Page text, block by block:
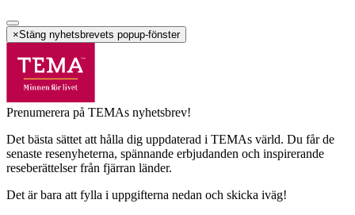
×Stäng nyhetsbrevets popup-fönster
Prenumerera på TEMAs nyhetsbrev!
Det bästa sättet att hålla dig uppdaterad i TEMAs värld. Du får de
senaste resenyheterna, spännande erbjudanden och inspirerande
reseberättelser från fjärran länder.
Det är bara att fylla i uppgifterna nedan och skicka iväg!